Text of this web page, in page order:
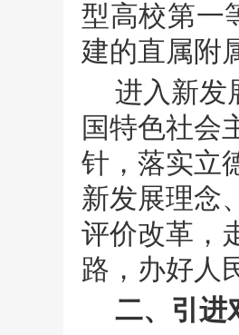
型高校第一
建的直属附
进入新发
国特色社会
针，落实立
新发展理念
评价改革，
路，办好人
二、引进